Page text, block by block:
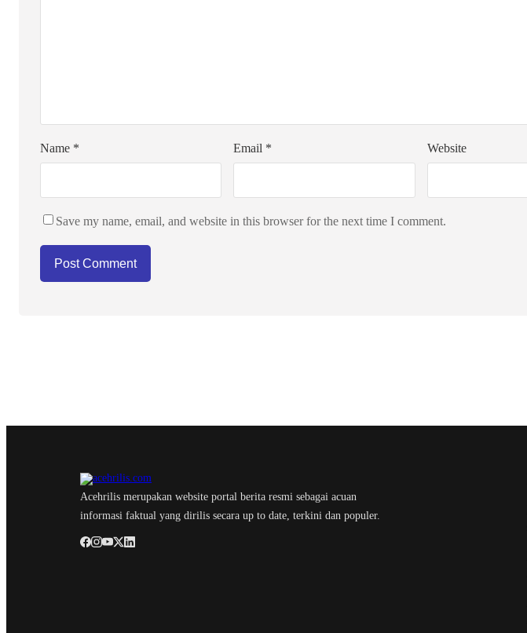
Name * Email * Website
Save my name, email, and website in this browser for the next time I comment.
Acehrilis merupakan website portal berita resmi sebagai acuan
informasi faktual yang dirilis secara up to date, terkini dan populer.